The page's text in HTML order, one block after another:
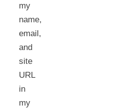
my
name,
email,
and
site
URL
in
my